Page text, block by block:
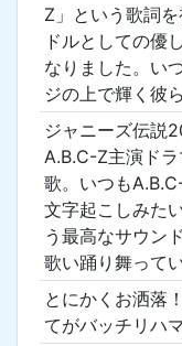
Z」という歌詞
ドルとしての優
なりました。い
ジの上で輝く彼
ジャニーズ伝説
A.B.C-Z主演ド
歌。いつも
文字起こしみた
う最高なサウン
歌い踊り舞って
とにかくお洒落
てがバッチリハ